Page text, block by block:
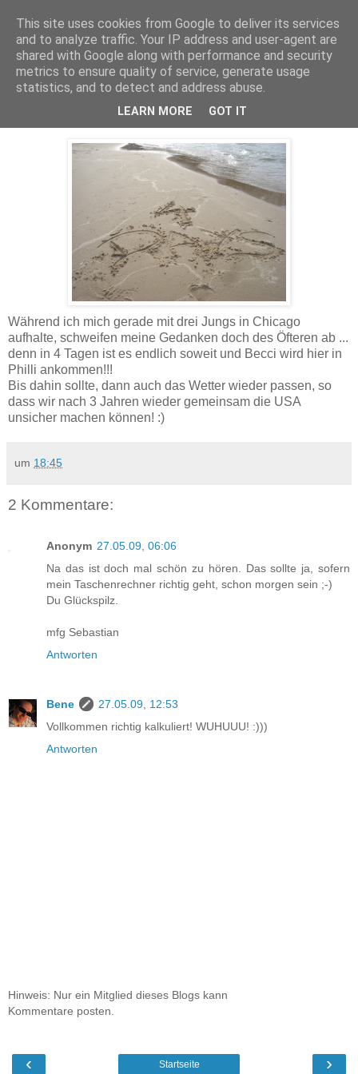
Delegation in Malvern
Sonntag, 24. Mai 2009
Während ich mich gerade mit drei Jungs in Chicago
aufhalte, schweifen meine Gedanken doch des Öfteren ab ...
denn in 4 Tagen ist es endlich soweit und Becci wird hier in
Philli ankommen!!!
Bis dahin sollte, dann auch das Wetter wieder passen, so
dass wir nach 3 Jahren wieder gemeinsam die USA
unsicher machen können! :)
um 18:45
2 Kommentare:
Anonym 27.05.09, 06:06
Na das ist doch mal schön zu hören. Das sollte ja, sofern
mein Taschenrechner richtig geht, schon morgen sein ;-)
Du Glückspilz.
mfg Sebastian
Antworten
Bene
27.05.09, 12:53
Vollkommen richtig kalkuliert! WUHUUU! :)))
Antworten
Hinweis: Nur ein Mitglied dieses Blogs kann
Kommentare posten.
‹ ›
Startseite
This site uses cookies from Google to deliver its services
and to analyze traffic. Your IP address and user-agent are
shared with Google along with performance and security
metrics to ensure quality of service, generate usage
statistics, and to detect and address abuse.
LEARN MORE GOT IT